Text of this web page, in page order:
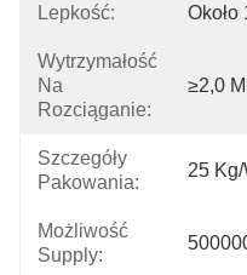
Lepkość:
Wytrzymałość
Na
Rozciąganie:
≥2,0
Szczegóły
Pakowania:
25
Możliwość
Supply: